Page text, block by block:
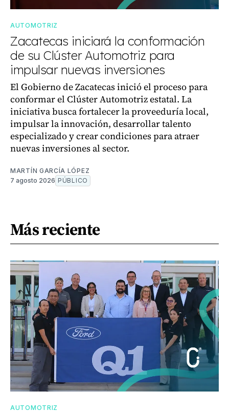
AUTOMOTRIZ
Zacatecas iniciará la conformación
de su Clúster Automotriz para
impulsar nuevas inversiones
El Gobierno de Zacatecas inició el proceso para
conformar el Clúster Automotriz estatal. La
iniciativa busca fortalecer la proveeduría local,
impulsar la innovación, desarrollar talento
especializado y crear condiciones para atraer
nuevas inversiones al sector.
MARTÍN GARCÍA LÓPEZ
7 agosto 2026 PÚBLICO
Más reciente
AUTOMOTRIZ